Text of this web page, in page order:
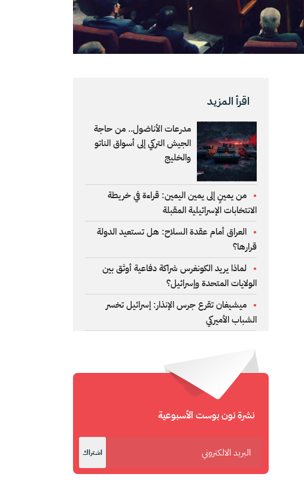
اقرأ المزيد
مدرعات الأناضول.. من حاجة
الجيش التركي إلى أسواق الناتو
والخليج
من يمينٍ إلى يمين اليمين: قراءة في خريطة
الانتخابات الإسرائيلية المقبلة
العراق أمام عقدة السلاح: هل تستعيد الدولة
قرارها؟
لماذا يريد الكونغرس شراكة دفاعية أوثق بين
الولايات المتحدة وإسرائيل؟
ميشيغان تقرع جرس الإنذار: إسرائيل تخسر
الشباب الأميركي
نشرة نون بوست الأسبوعية
اشتراك